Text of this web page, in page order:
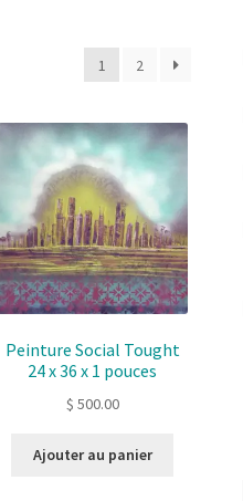
1 2
Peinture Social Tought
24 x 36 x 1 pouces
$ 500.00
Ajouter au panier